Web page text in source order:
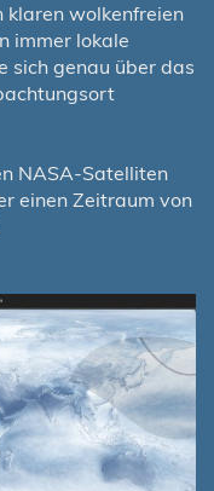
klaren wolkenfreien
immer lokale
sich genau über das
NASA-Satelliten
einen Zeitraum von